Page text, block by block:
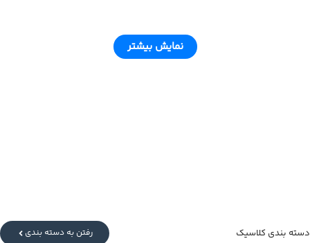
مینیمال گرفته تا مدل‌های کلاسیک، کریستالی، نئوکلاسیک،
شاخه‌ای و مولکولی، باعث شده است که بسیاری از خریداران
فضای تجاری خود یک لوستر زیبا و باکیفیت انتخاب کنید، مطالعه
این راهنما به شما کمک می‌کند تا بهترین تصمیم را بگیرید.
نمایش بیشتر
دسته بندی کلاسیک رفتن به دسته بندی